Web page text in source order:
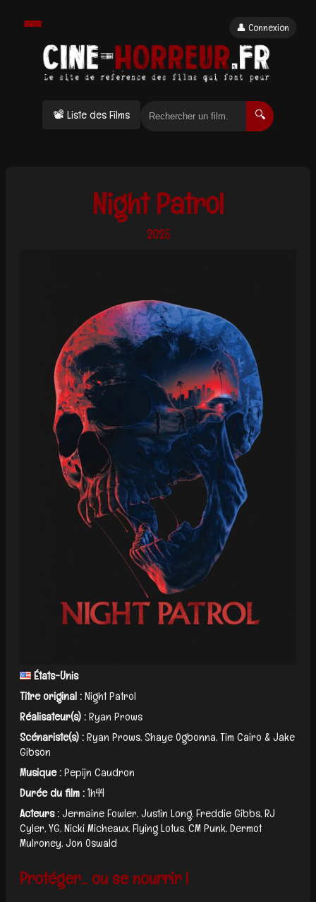
📽 Liste des Films 🔍
👤 Connexion
Night Patrol
2025
États-Unis
Titre original :Night Patrol
Réalisateur(s) :Ryan Prows
Scénariste(s) :Ryan Prows, Shaye Ogbonna, Tim Cairo & Jake
Gibson
Musique :Pepijn Caudron
Durée du film :1h44
Acteurs :Jermaine Fowler, Justin Long, Freddie Gibbs, RJ
Cyler, YG, Nicki Micheaux, Flying Lotus, CM Punk, Dermot
Mulroney, Jon Oswald
Protéger… ou se nourrir !